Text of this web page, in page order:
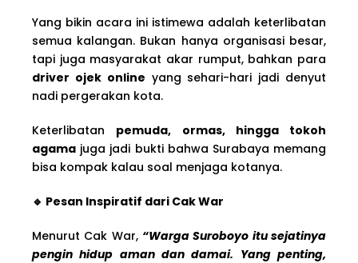
Yang bikin acara ini istimewa adalah keterlibatan
semua kalangan. Bukan hanya organisasi besar,
tapi juga masyarakat akar rumput, bahkan para
driver ojek online yang sehari-hari jadi denyut
nadi pergerakan kota.
Keterlibatan pemuda, ormas, hingga tokoh
agama juga jadi bukti bahwa Surabaya memang
bisa kompak kalau soal menjaga kotanya.
🔹 Pesan Inspiratif dari Cak War
Menurut Cak War, “Warga Suroboyo itu sejatinya
pengin hidup aman dan damai. Yang penting,